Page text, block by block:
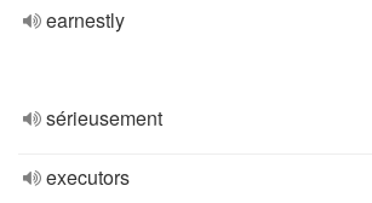
earnestly
sérieusement
executors